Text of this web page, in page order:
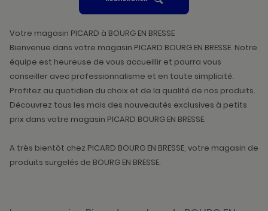
POINT
VENTE
Votre magasin PICARD à BOURG EN BRESSE
Bienvenue dans votre magasin PICARD BOURG EN BRESSE. Notre
équipe est heureuse de vous accueillir et pourra vous
conseiller avec professionnalisme et en toute simplicité.
Profitez au quotidien du choix et de la qualité de nos produits.
Découvrez tous les mois des nouveautés exclusives à petits
prix dans votre magasin PICARD BOURG EN BRESSE.
A très bientôt chez PICARD BOURG EN BRESSE, votre magasin de
produits surgelés de BOURG EN BRESSE.